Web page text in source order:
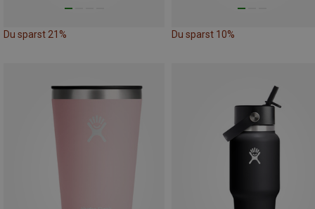
Du sparst 21% Du sparst 10%